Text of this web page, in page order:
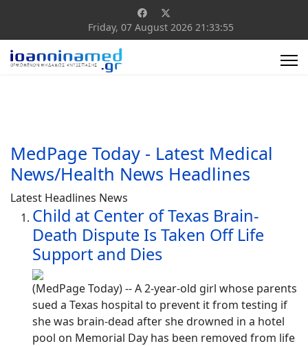
Friday, 07 August 2026 21:33:55
MedPage Today - Latest Medical
News/Health News Headlines
Latest Headlines News
Child at Center of Texas Brain-
Death Dispute Is Taken Off Life
Support and Dies
(MedPage Today) -- A 2-year-old girl whose parents
sued a Texas hospital to prevent it from testing if
she was brain-dead after she drowned in a hotel
pool on Memorial Day has been removed from life